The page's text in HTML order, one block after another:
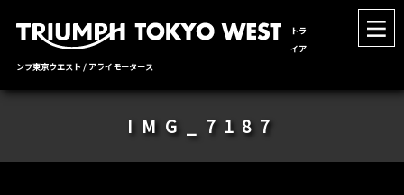
トラ
イア
ンフ東京ウエスト / アライモータース
IMG_7187